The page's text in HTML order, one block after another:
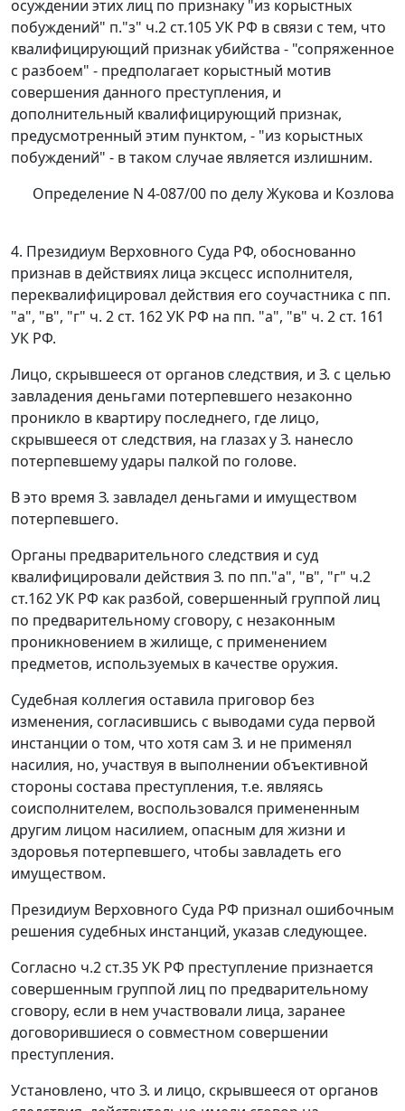
осуждении этих лиц по признаку "из корыстных
побуждений" п."з" ч.2 ст.105УК РФ в связи с тем, что
квалифицирующий признак убийства - "сопряженное
с разбоем" - предполагает корыстный мотив
совершения данного преступления, и
дополнительный квалифицирующий признак,
предусмотренный этим пунктом, - "из корыстных
побуждений" - в таком случае является излишним.
Определение N 4-087/00 по делу Жукова и Козлова
4. Президиум Верховного Суда РФ, обоснованно
признав в действияхлица эксцесс исполнителя,
переквалифицировал действия его соучастника с пп.
"а", "в", "г" ч. 2 ст. 162УК РФ на пп. "а", "в" ч. 2 ст. 161
УК РФ.
Лицо, скрывшееся от органов следствия, и З. с целью
завладения деньгами потерпевшего незаконно
проникло в квартиру последнего, где лицо,
скрывшееся от следствия, на глазах у З. нанесло
потерпевшему удары палкой по голове.
В это время З. завладел деньгами и имуществом
потерпевшего.
Органы предварительного следствия и суд
квалифицировали действия З. по пп."а", "в", "г" ч.2
ст.162УК РФ как разбой, совершенный группой лиц
по предварительному сговору, с незаконным
проникновением в жилище, с применением
предметов, используемых в качестве оружия.
Судебная коллегия оставила приговор без
изменения, согласившись с выводами суда первой
инстанции о том, что хотя сам З. и не применял
насилия, но, участвуя в выполнении объективной
стороны состава преступления, т.е. являясь
соисполнителем, воспользовался примененным
другим лицом насилием, опасным для жизни и
здоровья потерпевшего, чтобы завладеть его
имуществом.
Президиум Верховного Суда РФ признал ошибочным
решения судебных инстанций, указав следующее.
Согласно ч.2 ст.35УК РФ преступление признается
совершенным группой лиц по предварительному
сговору, если в нем участвовали лица, заранее
договорившиеся о совместном совершении
преступления.
Установлено, что З. и лицо, скрывшееся от органов